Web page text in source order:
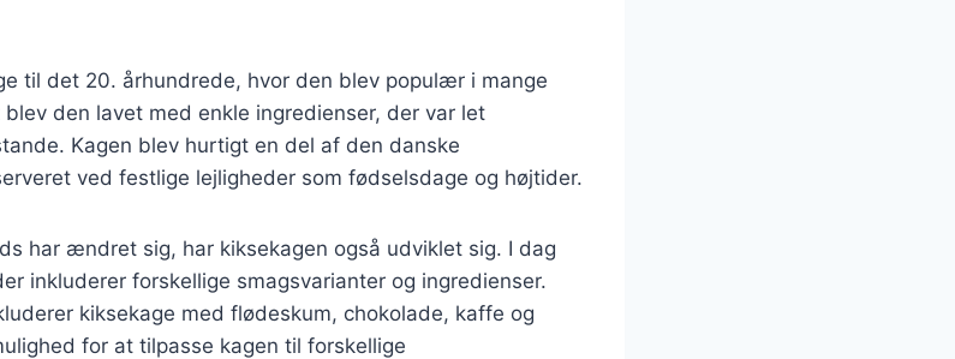
til det 20. århundrede, hvor den blev populær i mange
den lavet med enkle ingredienser, der var let
Kagen blev hurtigt en del af den danske
ved festlige lejligheder som fødselsdage og højtider.
har ændret sig, har kiksekagen også udviklet sig. I dag
inkluderer forskellige smagsvarianter og ingredienser.
kiksekage med flødeskum, chokolade, kaffe og
for at tilpasse kagen til forskellige